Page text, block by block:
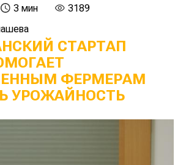
3 мин
3189
СТАРТАП
ФЕРМЕРАМ
УРОЖАЙНОСТЬ